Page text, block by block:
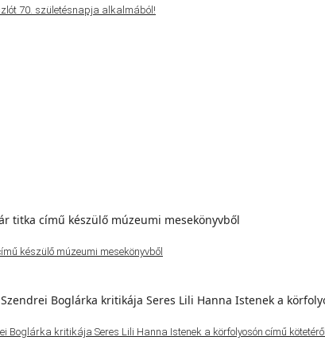
70. születésnapja alkalmából!
készülő múzeumi mesekönyvből
Boglárka kritikája Seres Lili Hanna Istenek a körfolyosón című kötetéről